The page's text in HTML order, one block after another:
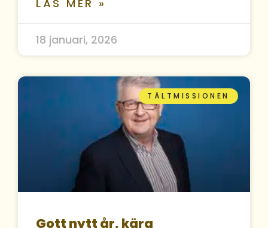
LÄS MER »
18 januari, 2026
TÄLTMISSIONEN
Gott nytt år, kära